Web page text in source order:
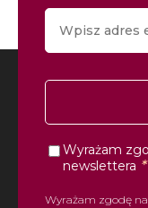
Wyrażam
newslettera *
Wyrażam zgodę